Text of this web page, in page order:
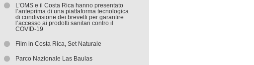
L’OMS e il Costa Rica hanno presentato
l’anteprima di una piattaforma tecnologica
di condivisione dei brevetti per garantire
l’accesso ai prodotti sanitari contro il
COVID-19
Film in Costa Rica, Set Naturale
Parco Nazionale Las Baulas